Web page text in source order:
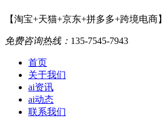
【淘宝+天猫+京东+拼多多+跨境电商】
免费咨询热线： 135-7545-7943
首页
关于我们
ai资讯
ai动态
联系我们